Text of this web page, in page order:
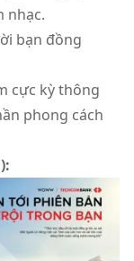
nhạc.
bạn đồng
cực kỳ thông
phong cách